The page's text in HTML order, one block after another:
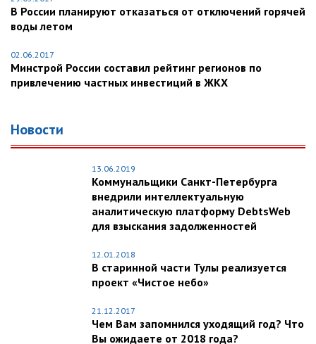
В России планируют отказаться от отключений горячей
воды летом
02.06.2017
Минстрой России составил рейтинг регионов по
привлечению частных инвестиций в ЖКХ
Новости
13.06.2019
Коммунальщики Санкт-Петербурга
внедрили интеллектуальную
аналитическую платформу DebtsWeb
для взыскания задолженностей
12.01.2018
В старинной части Тулы реализуется
проект «Чистое небо»
21.12.2017
Чем Вам запомнился уходящий год? Что
Вы ожидаете от 2018 года?